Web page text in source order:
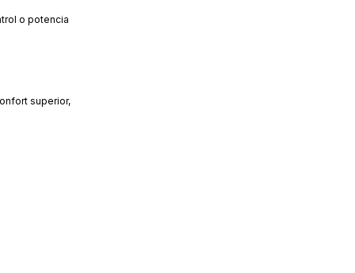
o potencia
superior,